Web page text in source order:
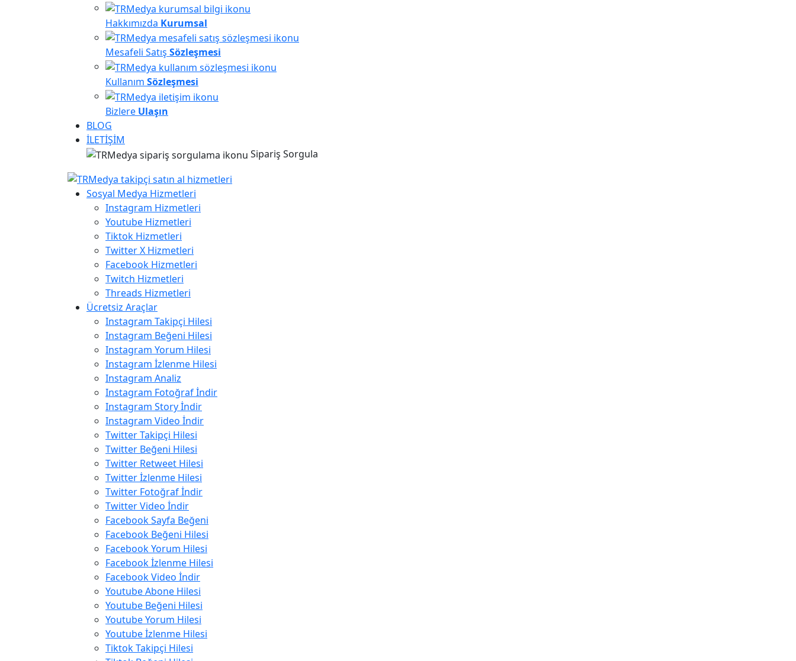
Hakkımızda Kurumsal
Mesafeli Satış Sözleşmesi
Kullanım Sözleşmesi
Bizlere Ulaşın
BLOG
İLETİŞİM
Sipariş Sorgula
Sosyal Medya Hizmetleri
Instagram Hizmetleri
Youtube Hizmetleri
Tiktok Hizmetleri
Twitter X Hizmetleri
Facebook Hizmetleri
Twitch Hizmetleri
Threads Hizmetleri
Ücretsiz Araçlar
Instagram Takipçi Hilesi
Instagram Beğeni Hilesi
Instagram Yorum Hilesi
Instagram İzlenme Hilesi
Instagram Analiz
Instagram Fotoğraf İndir
Instagram Story İndir
Instagram Video İndir
Twitter Takipçi Hilesi
Twitter Beğeni Hilesi
Twitter Retweet Hilesi
Twitter İzlenme Hilesi
Twitter Fotoğraf İndir
Twitter Video İndir
Facebook Sayfa Beğeni
Facebook Beğeni Hilesi
Facebook Yorum Hilesi
Facebook İzlenme Hilesi
Facebook Video İndir
Youtube Abone Hilesi
Youtube Beğeni Hilesi
Youtube Yorum Hilesi
Youtube İzlenme Hilesi
Tiktok Takipçi Hilesi